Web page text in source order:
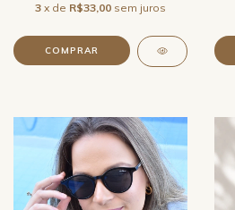
3 x de R$33,00 sem juros